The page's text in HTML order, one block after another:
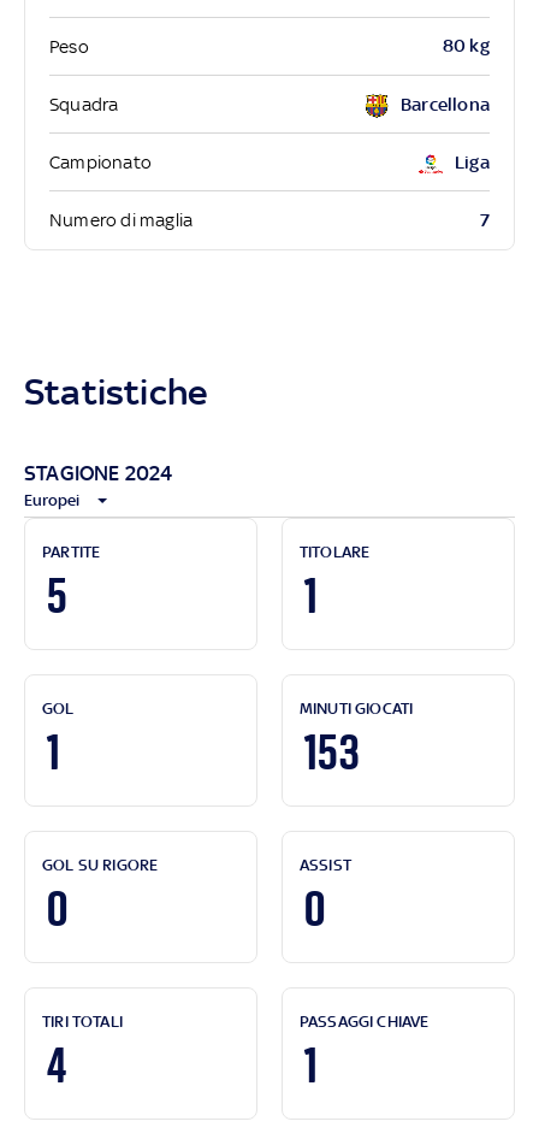
Peso 80 kg
Squadra Barcellona
Campionato Liga
Numero di maglia 7
Statistiche
STAGIONE 2024
Europei
PARTITE
5
TITOLARE
1
GOL
1
MINUTI GIOCATI
153
GOL SU RIGORE
0
ASSIST
0
TIRI TOTALI
4
PASSAGGI CHIAVE
1